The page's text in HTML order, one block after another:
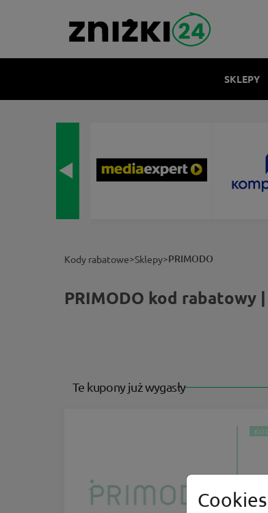
SKLEPY
Kody rabatowe>Sklepy>PRIMODO
PRIMODO kod rabatowy
Te kupony już wygasły
Cookies